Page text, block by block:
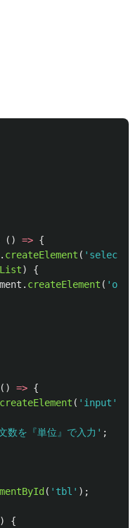
() => {
. createElement ( ' select
)
{
. createElement ( '
() => {
createElement ( ' input '
数を『単位』で入力 ' ;
( ' tbl ' );
)
{